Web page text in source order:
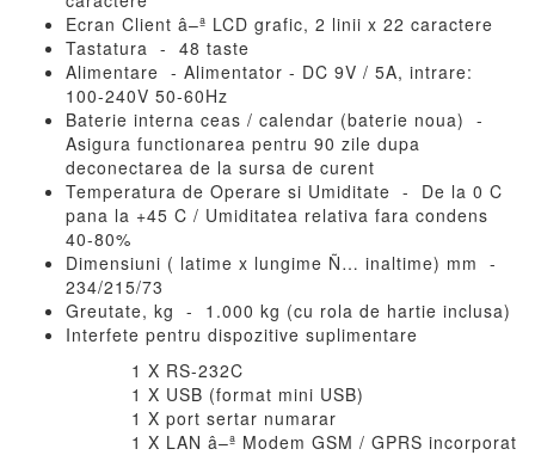
Ecran Client â–ª LCD grafic, 2 linii x 22 caractere
Tastatura - 48 taste
Alimentare - Alimentator - DC 9V / 5A, intrare:
100-240V 50-60Hz
Baterie interna ceas / calendar (baterie noua) -
Asigura functionarea pentru 90 zile dupa
deconectarea de la sursa de curent
Temperatura de Operare si Umiditate - De la 0 C
pana la +45 C / Umiditatea relativa fara condens
40-80%
Dimensiuni ( latime x lungime Ñ… inaltime) mm -
234/215/73
Greutate, kg - 1.000 kg (cu rola de hartie inclusa)
Interfete pentru dispozitive suplimentare
1 X RS-232C
1 X USB (format mini USB)
1 X port sertar numarar
1 X LAN â–ª Modem GSM / GPRS incorporat